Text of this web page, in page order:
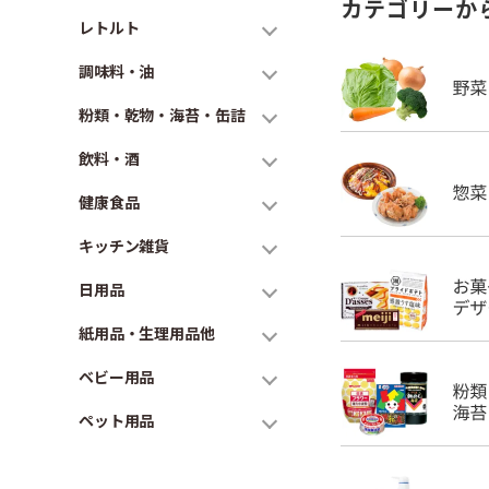
レトルト
調味料・油
粉類・乾物・海苔・缶詰
飲料・酒
健康食品
キッチン雑貨
日用品
紙用品・生理用品他
ベビー用品
ペット用品
カテゴリーか